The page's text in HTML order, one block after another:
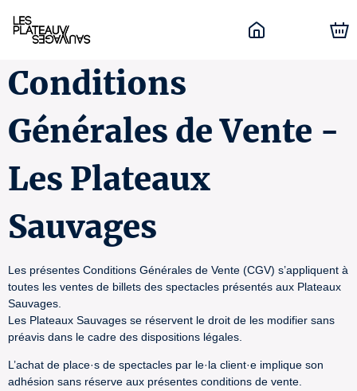
Conditions
Générales de Vente -
Les Plateaux
Sauvages
Les présentes Conditions Générales de Vente (CGV) s’appliquent à
toutes les ventes de billets des spectacles présentés aux Plateaux
Sauvages.
Les Plateaux Sauvages se réservent le droit de les modifier sans
préavis dans le cadre des dispositions légales.
L’achat de place·s de spectacles par le·la client·e implique son
adhésion sans réserve aux présentes conditions de vente.